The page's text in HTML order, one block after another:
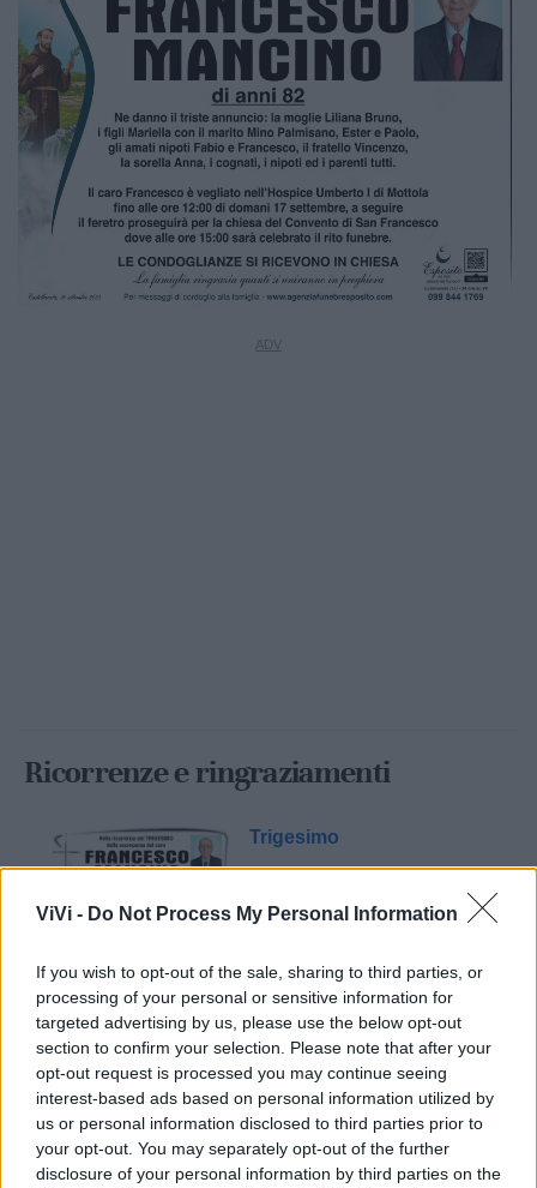
ViVi - Do Not Process My Personal Information
If you wish to opt-out of the sale, sharing to third parties, or
processing of your personal or sensitive information for
targeted advertising by us, please use the below opt-out
section to confirm your selection. Please note that after your
opt-out request is processed you may continue seeing
interest-based ads based on personal information utilized by
us or personal information disclosed to third parties prior to
your opt-out. You may separately opt-out of the further
disclosure of your personal information by third parties on the
Ricorrenze e ringraziamenti
Trigesimo
Mondo CIA